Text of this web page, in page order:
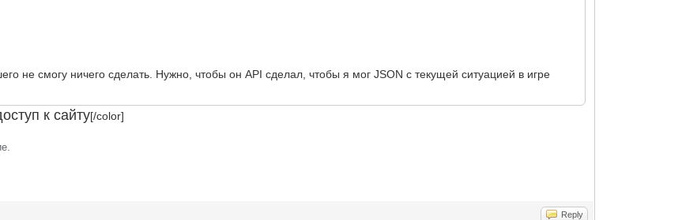
не смогу ничего сделать. Нужно, чтобы он API сделал, чтобы я мог JSON с текущей ситуацией в игре
к сайту[/color]
Reply